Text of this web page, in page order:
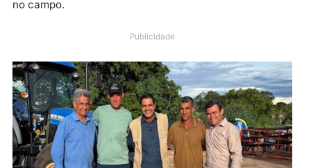
agrícolas à Associação Vida Nova, localizada na
representa um marco histórico para a comunidade,
aguardava há 25 anos pela chegada da
no campo.
Publicidade